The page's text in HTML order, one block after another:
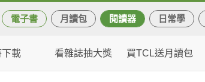
電子書 月讀包 閱讀器 日常學
下載 看雜誌抽大獎 買TCL送月讀包